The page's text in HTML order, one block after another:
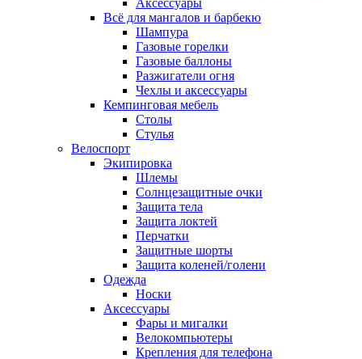
Всё для мангалов и барбекю
Шампура
Газовые горелки
Газовые баллоны
Разжигатели огня
Чехлы и аксессуары
Кемпинговая мебель
Столы
Стулья
Велоспорт
Экипировка
Шлемы
Солнцезащитные очки
Защита тела
Защита локтей
Перчатки
Защитные шорты
Защита коленей/голени
Одежда
Носки
Аксессуары
Фары и мигалки
Велокомпьютеры
Крепления для телефона